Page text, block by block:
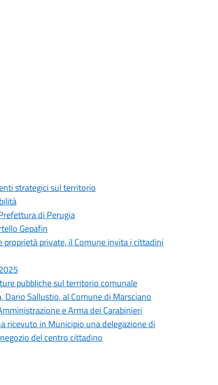
strategici sul territorio
di Perugia
Gepafin
private, il Comune invita i cittadini
pubbliche sul territorio comunale
Sallustio, al Comune di Marsciano
e Arma dei Carabinieri
ricevuto in Municipio una delegazione di
del centro cittadino